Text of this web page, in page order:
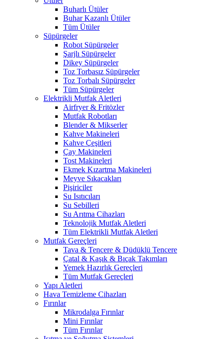
Buharlı Ütüler
Buhar Kazanlı Ütüler
Tüm Ütüler
Süpürgeler
Robot Süpürgeler
Şarjlı Süpürgeler
Dikey Süpürgeler
Toz Torbasız Süpürgeler
Toz Torbalı Süpürgeler
Tüm Süpürgeler
Elektrikli Mutfak Aletleri
Airfryer & Fritözler
Mutfak Robotları
Blender & Mikserler
Kahve Makineleri
Kahve Çeşitleri
Çay Makineleri
Tost Makineleri
Ekmek Kızartma Makineleri
Meyve Sıkacakları
Pişiriciler
Su Isıtıcıları
Su Sebilleri
Su Arıtma Cihazları
Teknolojik Mutfak Aletleri
Tüm Elektrikli Mutfak Aletleri
Mutfak Gereçleri
Tava & Tencere & Düdüklü Tencere
Çatal & Kaşık & Bıçak Takımları
Yemek Hazırlık Gereçleri
Tüm Mutfak Gereçleri
Yapı Aletleri
Hava Temizleme Cihazları
Fırınlar
Mikrodalga Fırınlar
Mini Fırınlar
Tüm Fırınlar